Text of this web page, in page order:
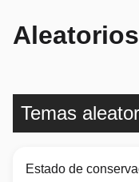
Temas
Estado de